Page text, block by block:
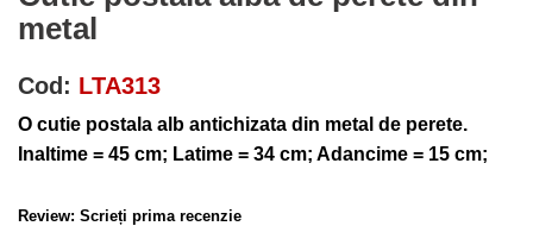
metal
Cod: LTA313
O cutie postala alb antichizata din metal de perete.
Inaltime = 45 cm; Latime = 34 cm; Adancime = 15 cm;
Review: Scrieți prima recenzie